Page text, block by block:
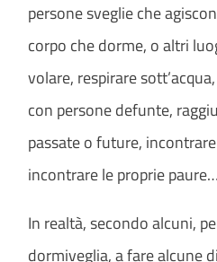
persone sveglie che
corpo che dorme, o altri
volare, respirare
con persone defunte,
passate o future,
incontrare le proprie paure…
In realtà, secondo alcuni,
dormiveglia, a fare alcune